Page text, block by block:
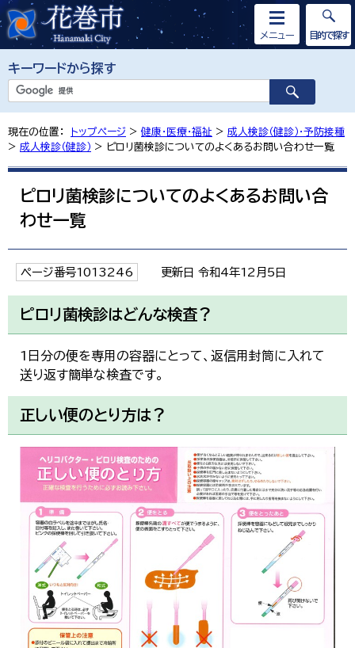
キーワードから探す
メニュー 目的で探す
現在の位置： トップページ > 健康・医療・福祉 > 成人検診（健診）・予防接種
> 成人検診（健診） > ピロリ菌検診についてのよくあるお問い合わせ一覧
ピロリ菌検診についてのよくあるお問い合
わせ一覧
ページ番号1013246 更新日 令和4年12月5日
ピロリ菌検診はどんな検査？
1日分の便を専用の容器にとって、返信用封筒に入れて
送り返す簡単な検査です。
正しい便のとり方は？